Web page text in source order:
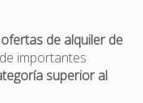
de alquiler de
importantes
superior al